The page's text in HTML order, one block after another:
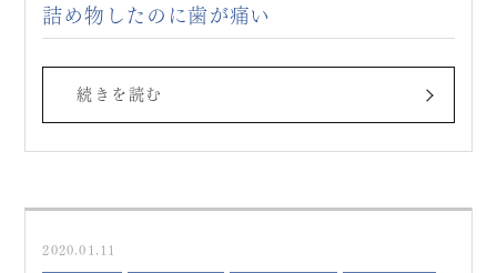
詰め物したのに歯が痛い
続きを読む
2020.01.11